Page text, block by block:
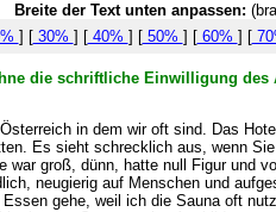
Breite der Text unten anpassen:
] [30% ] [40% ] [50% ] [60% ] [
die schriftliche Einwilligung
in dem wir oft sind. Das
Es sieht schrecklich aus, wenn
groß, dünn, hatte null Figur und
neugierig auf Menschen und
gehe, weil ich die Sauna oft